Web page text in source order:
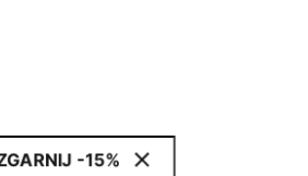
-15%